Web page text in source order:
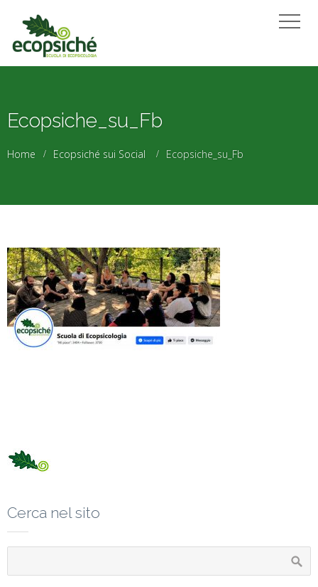
Ecopsiche_su_Fb
Home Ecopsiché sui Social Ecopsiche_su_Fb
Cerca nel sito